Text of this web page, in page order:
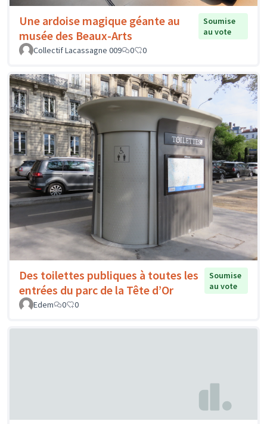
Une ardoise magique géante au
musée des Beaux-Arts
Soumise
au vote
Collectif Lacassagne 009
0 0
Des toilettes publiques à toutes les
entrées du parc de la Tête d’Or
Soumise
au vote
Edem
0 0